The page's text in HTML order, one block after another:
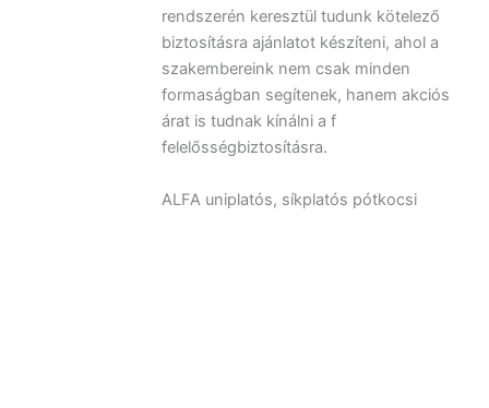
rendszerén keresztül tudunk kötelező
biztosításra ajánlatot készíteni, ahol a
szakembereink nem csak minden
formaságban segítenek, hanem akciós
árat is tudnak kínálni a f
felelősségbiztosításra.
ALFA uniplatós, síkplatós pótkocsi